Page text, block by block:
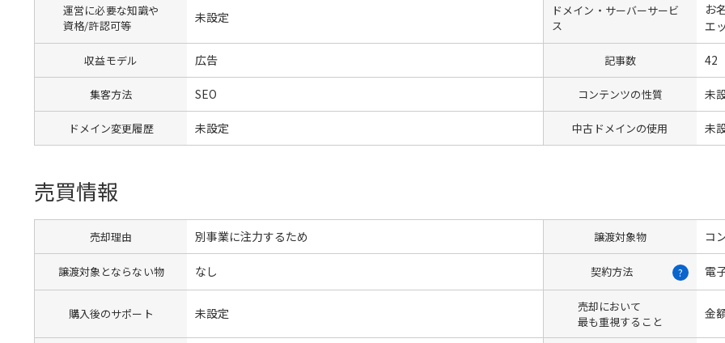
運営に必要な知識や
資格/許認可等
未設定
ドメイン・サーバーサービ
ス
お
エ
収益モデル 広告 記事数 42
集客方法 SEO コンテンツの性質 未
ドメイン変更履歴 未設定 中古ドメインの使用 未
売買情報
売却理由 別事業に注力するため 譲渡対象物 コ
譲渡対象とならない物 なし 契約方法 ? 電
購入後のサポート 未設定
売却において
最も重視すること
金